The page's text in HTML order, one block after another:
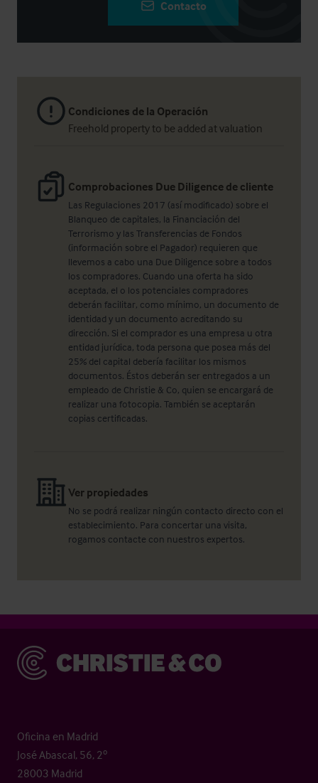
Condiciones de la Operación
Freehold property to be added at valuation
Comprobaciones Due Diligence de cliente
Las Regulaciones 2017 (así modificado) sobre el
Blanqueo de capitales, la Financiación del
Terrorismo y las Transferencias de Fondos
(información sobre el Pagador) requieren que
llevemos a cabo una Due Diligence sobre a todos
los compradores. Cuando una oferta ha sido
aceptada, el o los potenciales compradores
deberán facilitar, como mínimo, un documento de
identidad y un documento acreditando su
dirección. Si el comprador es una empresa u otra
entidad jurídica, toda persona que posea más del
25% del capital debería facilitar los mismos
documentos. Éstos deberán ser entregados a un
empleado de Christie & Co, quien se encargará de
realizar una fotocopia. También se aceptarán
copias certificadas.
Ver propiedades
No se podrá realizar ningún contacto directo con el
establecimiento. Para concertar una visita,
rogamos contacte con nuestros expertos.
Contacto
Christie & Co
Oficina en Madrid
José Abascal, 56, 2º
28003 Madrid